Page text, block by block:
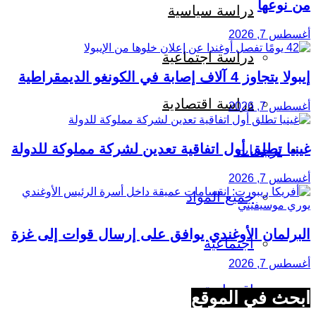
دراسة سياسية
دراسة اجتماعية
دراسة اقتصادية
ترجمات
جميع المواد
اجتماعية
اقتصادية
من نوعها
أغسطس 7, 2026
إيبولا يتجاوز 4 آلاف إصابة في الكونغو الديمقراطية
أغسطس 7, 2026
غينيا تطلق أول اتفاقية تعدين لشركة مملوكة للدولة
أغسطس 7, 2026
البرلمان الأوغندي يوافق على إرسال قوات إلى غزة
أغسطس 7, 2026
ابحث في الموقع